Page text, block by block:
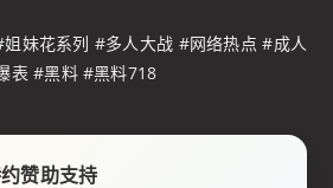
妹花系列 #多人大战 #网络热点 #成人
表 #黑料 #黑料718
赞助支持